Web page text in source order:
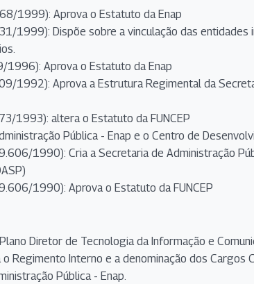
1999): Aprova o Estatuto da Enap
1999): Dispõe sobre a vinculação das
Aprova o Estatuto da Enap
1992): Aprova a Estrutura Regimental da
1993): altera o Estatuto da FUNCEP
Pública - Enap e o Centro de
1990): Cria a Secretaria de Administração
1990): Aprova o Estatuto da FUNCEP
Diretor de Tecnologia da Informação e
o Regimento Interno e a denominação dos Cargos
Pública - Enap.